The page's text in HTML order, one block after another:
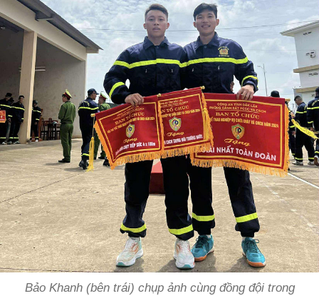
Bảo Khanh (bên trái) chụp ảnh cùng đồng đội trong